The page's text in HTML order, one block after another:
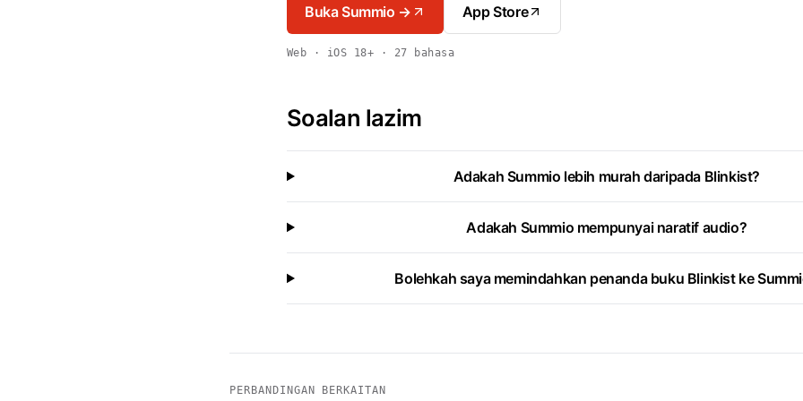
Buka Summio → App Store
Web · iOS 18+ · 27 bahasa
Soalan lazim
Adakah Summio lebih murah daripada Blinkist?
Adakah Summio mempunyai naratif audio?
Bolehkah saya memindahkan penanda buku Blinkist ke
PERBANDINGAN BERKAITAN